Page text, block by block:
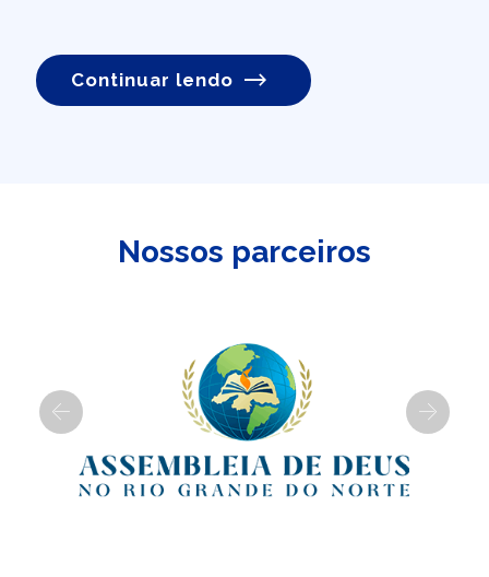
Continuar lendo
Nossos parceiros
Previous Next